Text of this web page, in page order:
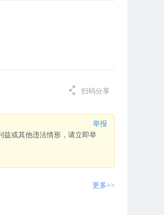
扫码分享
举报
益或其他违法情形，请立即举
更多>>